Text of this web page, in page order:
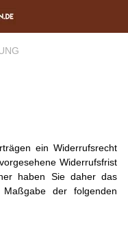
ein Widerrufsrecht
Widerrufsfrist
haben Sie daher das
der folgenden